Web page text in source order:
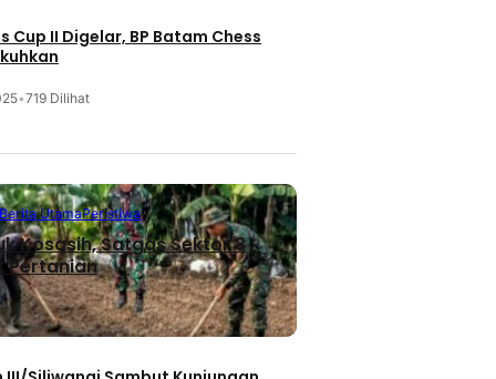
Cup II Digelar, BP Batam Chess
•719 Dilihat
UtamaPeristiwa
Kosasih, Satgas Sektor 8
Pertanian